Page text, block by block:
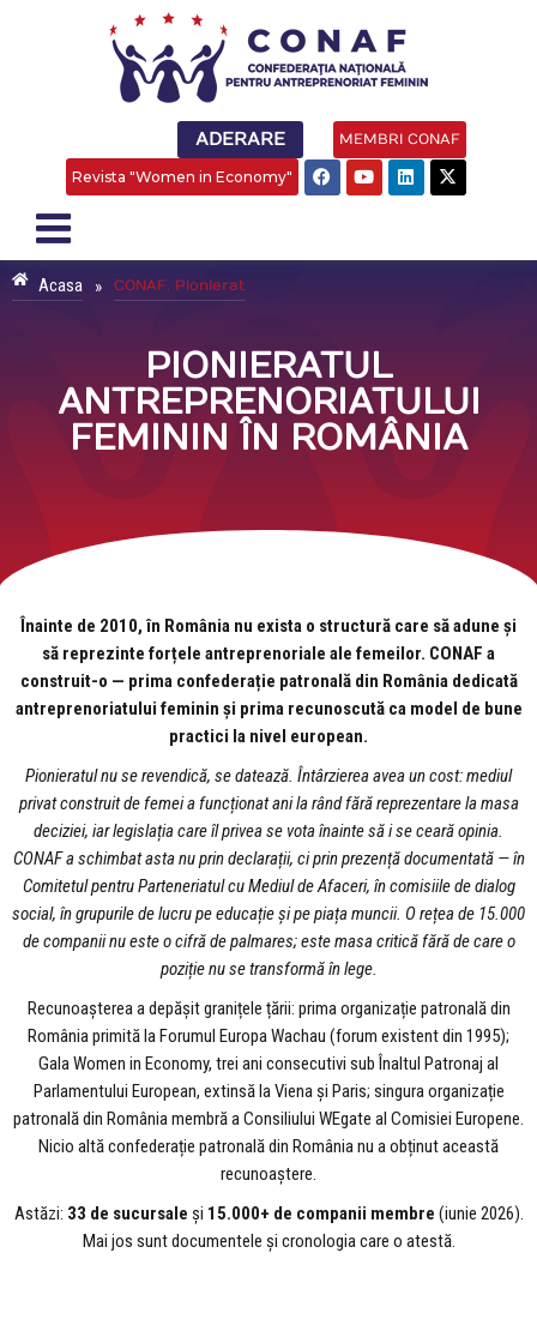
ADERARE MEMBRI CONAF
Revista "Women in Economy"
Acasa » CONAF. Pionierat
PIONIERATUL
ANTREPRENORIATULUI
FEMININ ÎN ROMÂNIA
Înainte de 2010, în România nu exista o structură care să adune și
să reprezinte forțele antreprenoriale ale femeilor. CONAF a
construit-o — prima confederație patronală din România dedicată
antreprenoriatului feminin și prima recunoscută ca model de bune
practici la nivel european.
Pionieratul nu se revendică, se datează. Întârzierea avea un cost: mediul
privat construit de femei a funcționat ani la rând fără reprezentare la masa
deciziei, iar legislația care îl privea se vota înainte să i se ceară opinia.
CONAF a schimbat asta nu prin declarații, ci prin prezență documentată — în
Comitetul pentru Parteneriatul cu Mediul de Afaceri, în comisiile de dialog
social, în grupurile de lucru pe educație și pe piața muncii. O rețea de 15.000
de companii nu este o cifră de palmares; este masa critică fără de care o
poziție nu se transformă în lege.
Recunoașterea a depășit granițele țării: prima organizație patronală din
România primită la Forumul Europa Wachau (forum existent din 1995);
Gala Women in Economy, trei ani consecutivi sub Înaltul Patronaj al
Parlamentului European, extinsă la Viena și Paris; singura organizație
patronală din România membră a Consiliului WEgate al Comisiei Europene.
Nicio altă confederație patronală din România nu a obținut această
recunoaștere.
Astăzi: 33 de sucursale și 15.000+ de companii membre (iunie 2026).
Mai jos sunt documentele și cronologia care o atestă.